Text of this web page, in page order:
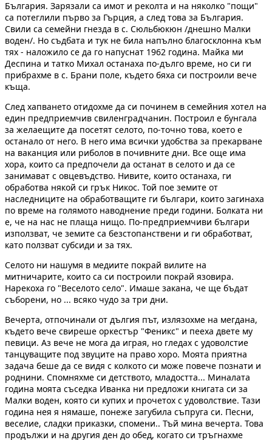
България. Зарязали са имот и реколта и на няколко "пощи"
са потеглили първо за Гърция, а след това за България.
Свили са семейни гнезда в с. Сюльбюкюн /днешно Малки
воден/. Но съдбата и тук не била напълно благосклонна към
тях - наложило се да го напуснат 1962 година. Майка ми
Деспина и татко Михал останаха по-дълго време, но си ги
прибрахме в с. Брани поле, където бяха си построили вече
къща.
След хапването отидохме да си починем в семейния хотел на
един предприемчив свиленградчанин. Построил е бунгала
за желаещите да посетят селото, по-точно това, което е
останало от него. В него има всички удобства за прекарване
на ваканция или риболов в почивните дни. Все още има
хора, които са предпочели да останат в селото и да се
занимават с овцевъдство. Нивите, които останаха, ги
обработва някой си грък Никос. Той пое земите от
наследниците на обработващите ги българи, които загинаха
по време на голямото наводнение преди години. Болката ни
е, че на нас не плаща нищо. По-предприемчиви българи
използват, че земите са безстопанствени и ги обработват,
като ползват субсиди и за тях.
Селото ни нашумя в медиите покрай вилите на
митничарите, които са си построили покрай язовира.
Нарекоха го "Веселото село". Имаше закана, че ще бъдат
съборени, но ... всяко чудо за три дни.
Вечерта, отпочинали от дългия път, излязохме на мегдана,
където вече свиреше оркестър "Феникс" и пееха двете му
певици. Аз вече не мога да играя, но гледах с удоволстие
танцуващите под звуците на право хоро. Моята приятна
задача беше да се видя с колкото си може повече познати и
роднини. Спомняхме си детството, младостта... Миналата
година моята съседка Иванка ни предложи книгата си за
Малки воден, която си купих и прочетох с удоволствие. Тази
година нея я нямаше, понеже загубила съпруга си. Песни,
веселие, сладки приказки, спомени.. Тъй мина вечерта. Това
продължи и на другия ден до обед, когато си тръгнахме